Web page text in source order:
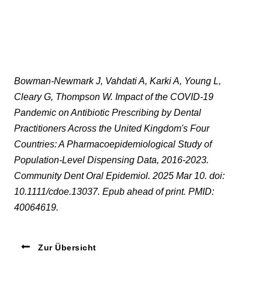
Bowman-Newmark J, Vahdati A, Karki A, Young L,
Cleary G, Thompson W. Impact of the COVID-19
Pandemic on Antibiotic Prescribing by Dental
Practitioners Across the United Kingdom's Four
Countries: A Pharmacoepidemiological Study of
Population-Level Dispensing Data, 2016-2023.
Community Dent Oral Epidemiol. 2025 Mar 10. doi:
10.1111/cdoe.13037. Epub ahead of print. PMID:
40064619.
Zur Übersicht